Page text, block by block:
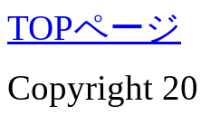
TOPページ
Copyright